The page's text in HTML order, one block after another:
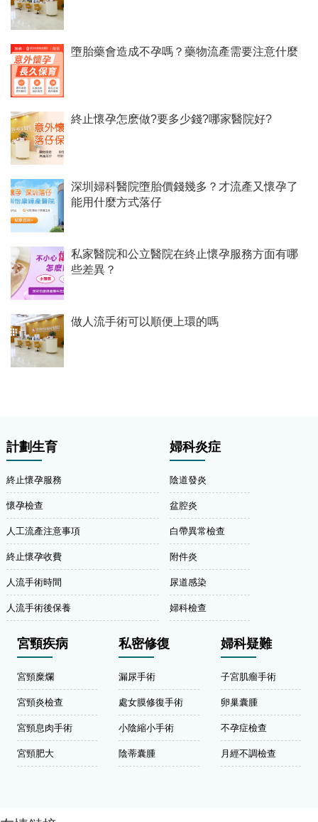
墮胎藥會造成不孕嗎？藥物流產需要注意什麼
終止懷孕怎麽做?要多少錢?哪家醫院好?
深圳婦科醫院墮胎價錢幾多？才流產又懷孕了
能用什麼方式落仔
私家醫院和公立醫院在終止懷孕服務方面有哪
些差異？
做人流手術可以順便上環的嗎
計劃生育
終止懷孕服務
懷孕檢查
人工流產注意事項
終止懷孕收費
人流手術時間
人流手術後保養
婦科炎症
陰道發炎
盆腔炎
白帶異常檢查
附件炎
尿道感染
婦科檢查
宮頸疾病
宮頸糜爛
宮頸炎檢查
宮頸息肉手術
宮頸肥大
私密修復
漏尿手術
處女膜修復手術
小陰縮小手術
陰蒂囊腫
婦科疑難
子宮肌瘤手術
卵巢囊腫
不孕症檢查
月經不調檢查